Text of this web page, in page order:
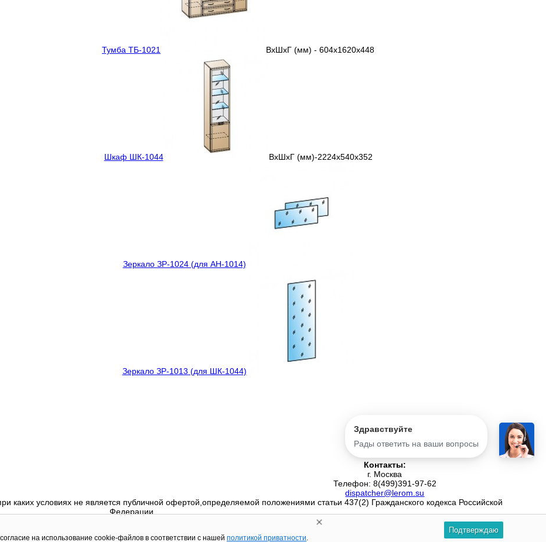
на использование cookie-файлов в соответствии с нашей политикой приватности.
Подтверждаю
Тумба ТБ-1021 ВхШхГ (мм) - 604х1620х448
Шкаф ШК-1044 ВхШхГ (мм)-2224х540х352
Зеркало ЗР-1024 (для АН-1014)
Зеркало ЗР-1013 (для ШК-1044)
Контакты:
г. Москва
Телефон: 8(499)391-97-62
dispatcher@lerom.su
каких условиях не является публичной офертой,определяемой положениями статьи 437(2) Гражданского кодекса Российской
Федерации
Здравствуйте
Рады ответить на ваши вопросы